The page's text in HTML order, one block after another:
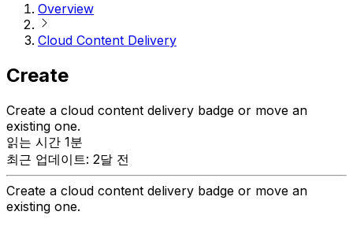
Overview
Cloud Content Delivery
Create
Create a cloud content delivery badge or move an
existing one.
읽는 시간 1분
최근 업데이트: 2달 전
Create a cloud content delivery badge or move an
existing one.